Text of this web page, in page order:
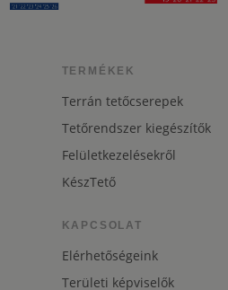
TERMÉKEK
Terrán tetőcserepek
Tetőrendszer kiegészítők
Felületkezelésekről
KészTető
KAPCSOLAT
Elérhetőségeink
Területi képviselők